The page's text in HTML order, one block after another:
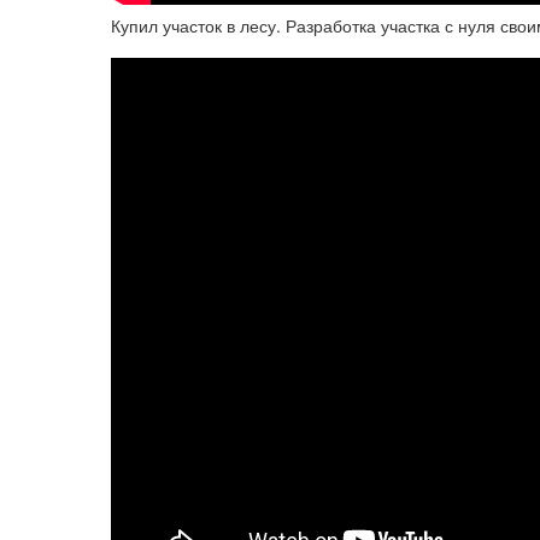
Купил участок в лесу. Разработка участка с нуля